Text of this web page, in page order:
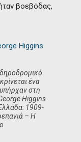
βοεβόδας,
ένα
στη
Higgins
1909-
– Η